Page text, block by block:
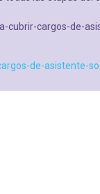
cubrir-cargos-de-
de-asistente-